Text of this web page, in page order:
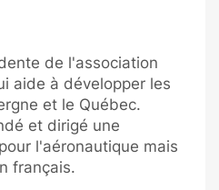
de l'association
aide à développer les
et le Québec.
et dirigé une
l'aéronautique mais
français.